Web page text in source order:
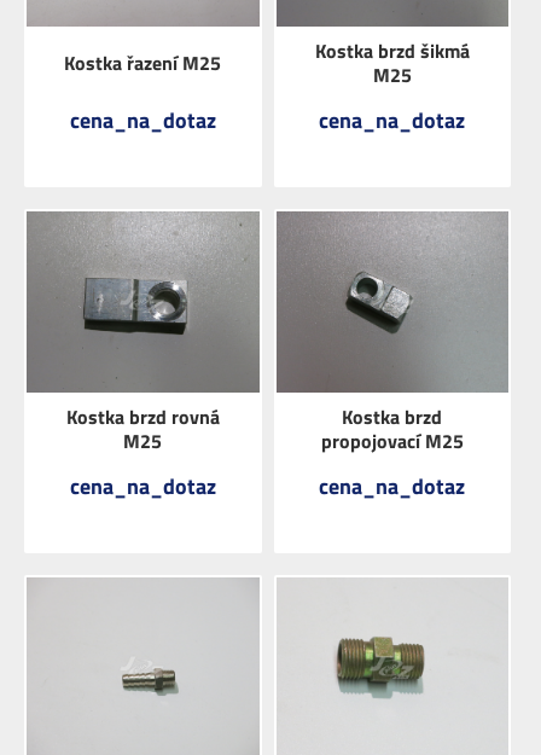
Kostka řazení M25
cena_na_dotaz
ZOBRAZIT
Kostka brzd šikmá
M25
cena_na_dotaz
ZOBRAZIT
Kostka brzd rovná
M25
cena_na_dotaz
Kostka brzd
propojovací M25
cena_na_dotaz